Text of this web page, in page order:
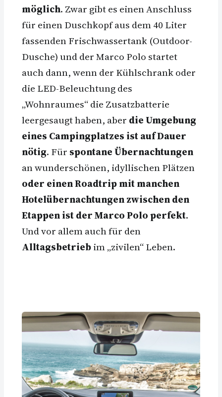
möglich. Zwar gibt es einen Anschluss
für einen Duschkopf aus dem 40 Liter
fassenden Frischwassertank (Outdoor-
Dusche) und der Marco Polo startet
auch dann, wenn der Kühlschrank oder
die LED-Beleuchtung des
„Wohnraumes“ die Zusatzbatterie
leergesaugt haben, aber die Umgebung
eines Campingplatzes ist auf Dauer
nötig. Für spontane Übernachtungen
an wunderschönen, idyllischen Plätzen
oder einen Roadtrip mit manchen
Hotelübernachtungen zwischen den
Etappen ist der Marco Polo perfekt.
Und vor allem auch für den
Alltagsbetriebim „zivilen“ Leben.